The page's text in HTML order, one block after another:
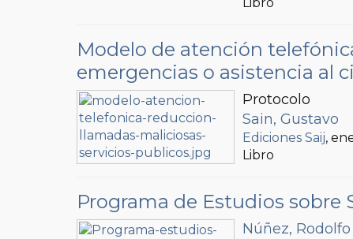
Modelo de atención
emergencias o asistencia al
Protocolo
Sain, Gustavo
Ediciones Saij,
Libro
Programa de Estudios sobre
Núñez, Rodolfo